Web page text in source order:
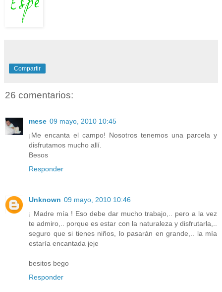
Compartir
26 comentarios:
mese 09 mayo, 2010 10:45
¡Me encanta el campo! Nosotros tenemos una parcela y
disfrutamos mucho allí.
Besos
Responder
Unknown 09 mayo, 2010 10:46
¡ Madre mía ! Eso debe dar mucho trabajo,.. pero a la vez
te admiro,.. porque es estar con la naturaleza y disfrutarla,..
seguro que si tienes niños, lo pasarán en grande,.. la mía
estaría encantada jeje
besitos bego
Responder